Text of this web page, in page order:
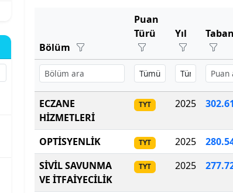
Bölüm
Puan
Türü
Yıl
ECZANE
HİZMETLERİ
TYT 2025 302.
OPTİSYENLİK TYT 2025 280.
SİVİL SAVUNMA
VE İTFAİYECİLİK
TYT 2025 277.